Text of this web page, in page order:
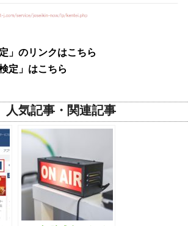
」のリンクはこちら
定」はこちら
人気記事・関連記事